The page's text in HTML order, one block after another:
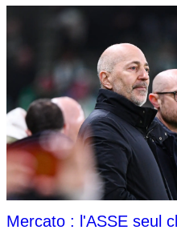
Mercato : l'ASSE seul